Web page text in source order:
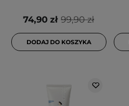
99,90 zł
74,90 zł
DODAJ DO KOSZYKA